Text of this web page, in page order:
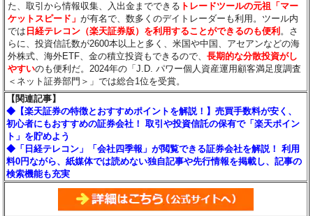
た、取引から情報収集、入出金までできる トレードツールの元祖「マー
ケットスピード」が有名で、数多くのデイトレーダーも利用。ツール内
では 日経テレコン（楽天証券版）を利用することができるのも便利 。さ
らに、投資信託数が2600本以上と多く、米国や中国、アセアンなどの海
外株式、海外ETF、金の積立投資もできるので、長期的な分散投資がし
やすいのも便利だ。2024年の「J.D. パワー個人資産運用顧客満足度調査
＜ネット証券部門＞」では総合1位を受賞。
【関連記事】
◆【楽天証券の特徴とおすすめポイントを解説！】売買手数料が安く、
初心者にもおすすめの証券会社！ 取引や投資信託の保有で「楽天ポイン
ト」を貯めよう
◆「日経テレコン」「会社四季報」が閲覧できる証券会社を解説！ 利用
料0円ながら、紙媒体では読めない独自記事や先行情報を掲載し、記事の
検索機能も充実